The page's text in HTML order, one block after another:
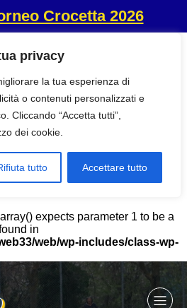
Crocetta 2026
privacy
la tua esperienza di
o contenuti personalizzati e
Cliccando “Accetta tutti”,
dei cookie.
tutto Accettare tutto
expects parameter 1 to be a
in
web/wp-includes/class-wp-